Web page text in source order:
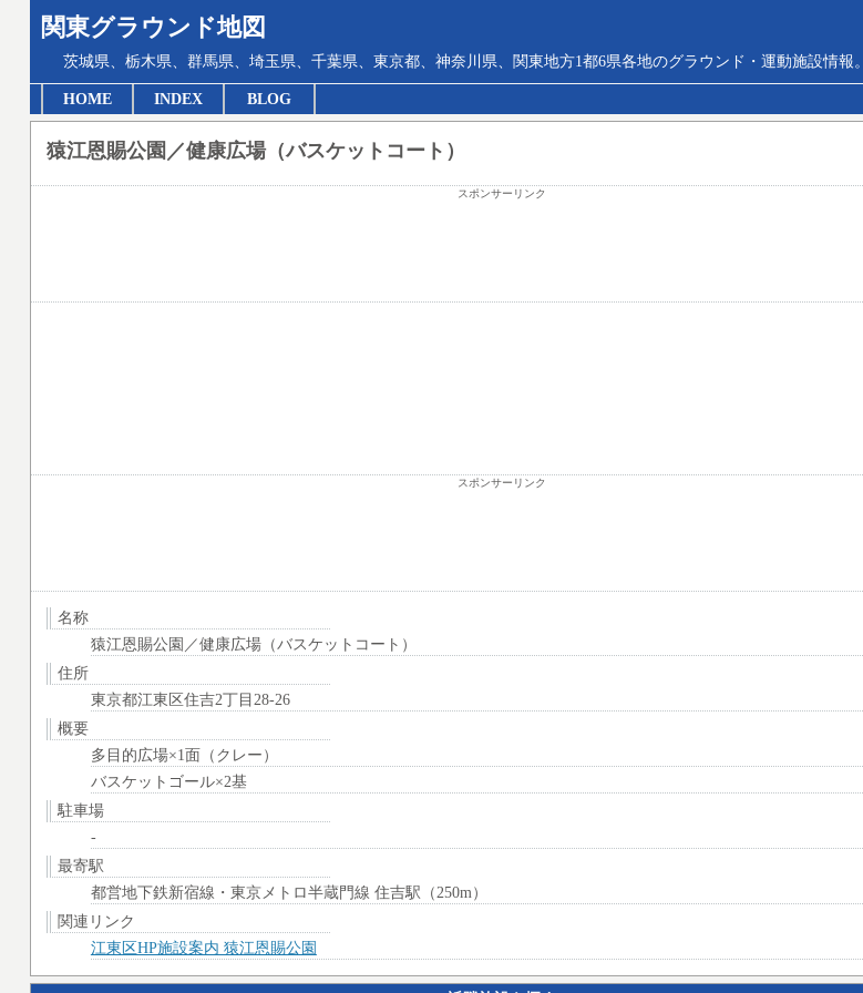
関東グラウンド地図
茨城県、栃木県、群馬県、埼玉県、千葉県、東京都、神奈川県、関東地方1都6県各地のグラウンド・運動施設情報。
HOME INDEX BLOG
猿江恩賜公園／健康広場（バスケットコート）
スポンサーリンク
スポンサーリンク
名称
猿江恩賜公園／健康広場（バスケットコート）
住所
東京都江東区住吉2丁目28-26
概要
多目的広場×1面（クレー）
バスケットゴール×2基
駐車場
-
最寄駅
都営地下鉄新宿線・東京メトロ半蔵門線 住吉駅（250m）
関連リンク
江東区HP施設案内 猿江恩賜公園